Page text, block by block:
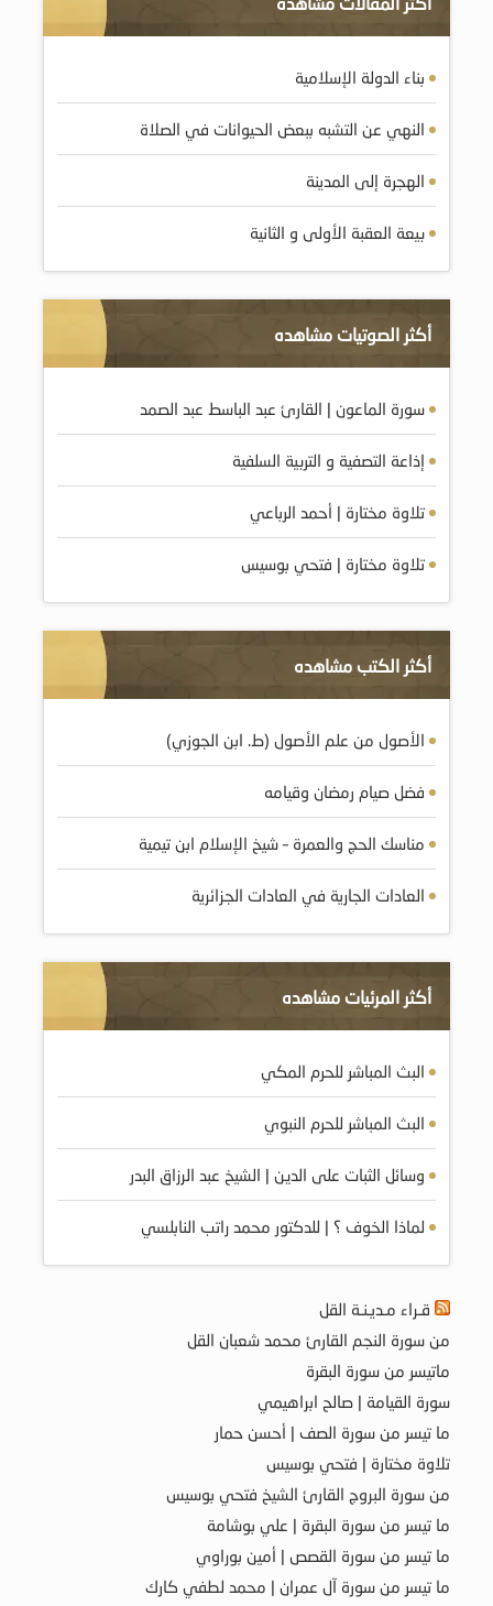
بناء الدولة الإسلامية
النهي عن التشبه ببعض الحيوانات في الصلاة
الهجرة إلى المدينة
بيعة العقبة الأولى و الثانية
أكثر الصوتيات مشاهده
سورة الماعون | القارئ عبد الباسط عبد الصمد
إذاعة التصفية و التربية السلفية
تلاوة مختارة | أحمد الرباعي
تلاوة مختارة | فتحي بوسيس
أكثر الكتب مشاهده
الأصول من علم الأصول (ط. ابن الجوزي)
فضل صيام رمضان وقيامه
مناسك الحج والعمرة – شيخ الإسلام ابن تيمية
العادات الجارية في العادات الجزائرية
أكثر المرئيات مشاهده
البث المباشر للحرم المكي
البث المباشر للحرم النبوي
وسائل الثبات على الدين | الشيخ عبد الرزاق البدر
لماذا الخوف ؟ | للدكتور محمد راتب النابلسي
قـراء مـديـنـة القل
من سورة النجم القارئ محمد شعبان القل
ماتيسر من سورة البقرة
سورة القيامة | صالح ابراهيمي
ما تيسر من سورة الصف | أحسن حمار
تلاوة مختارة | فتحي بوسيس
من سورة البروج القارئ الشيخ فتحي بوسيس
ما تيسر من سورة البقرة | علي بوشامة
ما تيسر من سورة القصص | أمين بوراوي
ما تيسر من سورة آل عمران | محمد لطفي كارك